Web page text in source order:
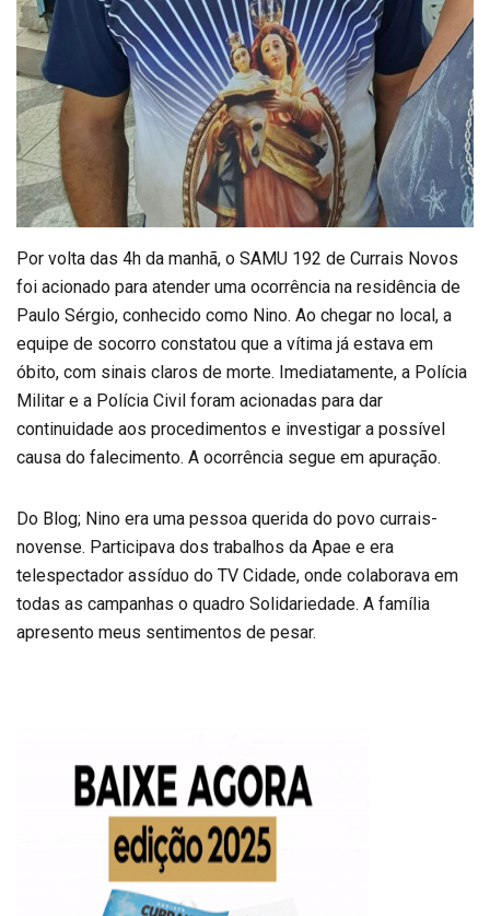
Por volta das 4h da manhã, o SAMU 192 de Currais Novos
foi acionado para atender uma ocorrência na residência de
Paulo Sérgio, conhecido como Nino. Ao chegar no local, a
equipe de socorro constatou que a vítima já estava em
óbito, com sinais claros de morte. Imediatamente, a Polícia
Militar e a Polícia Civil foram acionadas para dar
continuidade aos procedimentos e investigar a possível
causa do falecimento. A ocorrência segue em apuração.
Do Blog; Nino era uma pessoa querida do povo currais-
novense. Participava dos trabalhos da Apae e era
telespectador assíduo do TV Cidade, onde colaborava em
todas as campanhas o quadro Solidariedade. A família
apresento meus sentimentos de pesar.